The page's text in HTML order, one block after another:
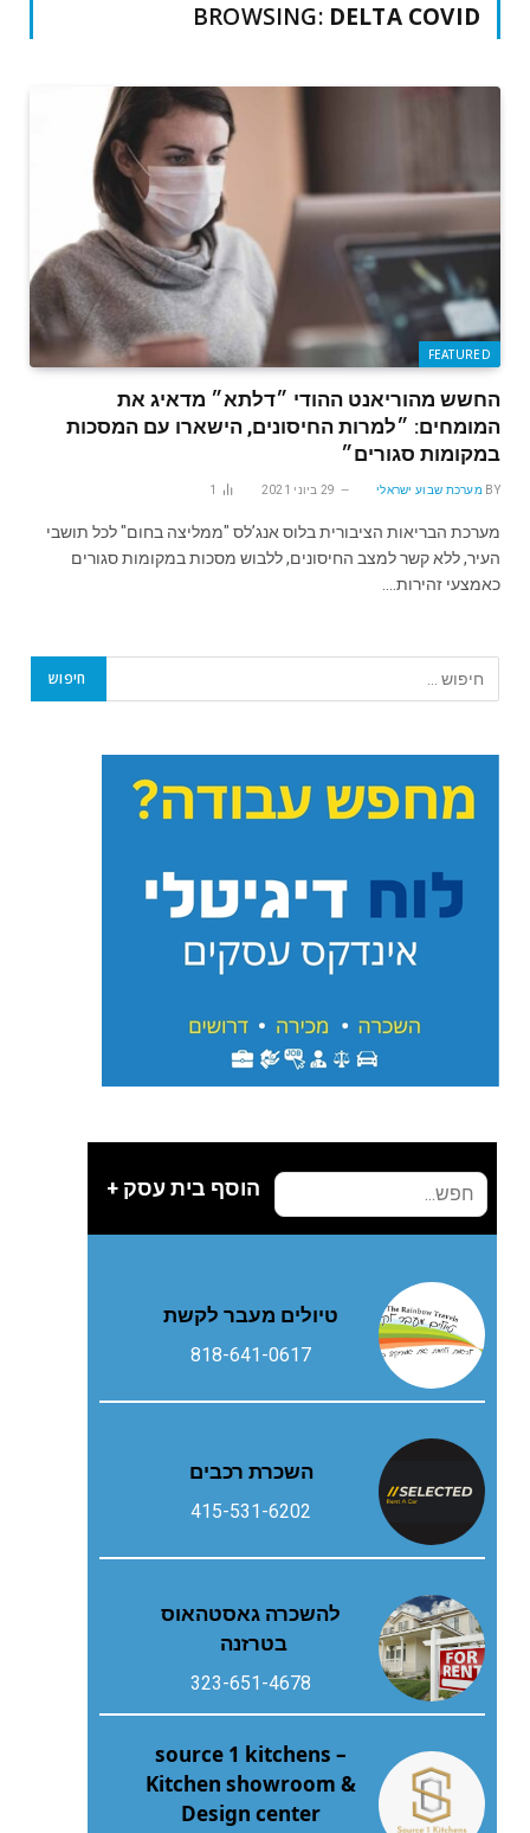
BROWSING: DELTA COVID
FEATURED
החשש מהוריאנט ההודי ״דלתא״ מדאיג את
המומחים: ״למרות החיסונים, הישארו עם המסכות
במקומות סגורים״
BY מערכת שבוע ישראלי 29 ביוני 2021 1
מערכת הבריאות הציבורית בלוס אנג’לס "ממליצה בחום" לכל תושבי
העיר, ללא קשר למצב החיסונים, ללבוש מסכות במקומות סגורים
כאמצעי זהירות.…
הוסף בית עסק +
טיולים מעבר לקשת
818-641-0617
השכרת רכבים
415-531-6202
להשכרה גאסטהאוס
בטרזנה
323-651-4678
source 1 kitchens –
Kitchen showroom &
Design center